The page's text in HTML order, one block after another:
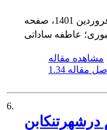
عاطفه ساداتی
مشاهده مقاله
اصل مقاله
6.
درشهرتنکابن